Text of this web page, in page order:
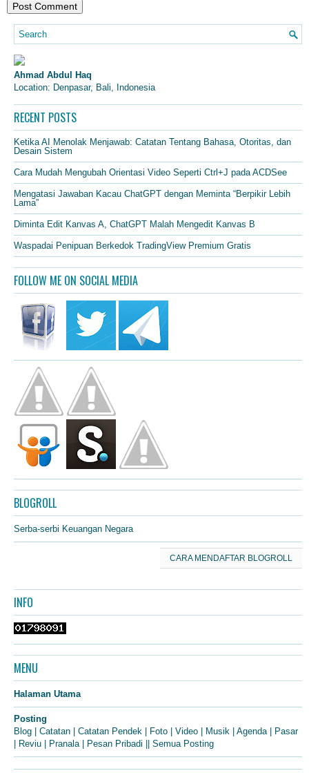
Ahmad Abdul Haq
Location: Denpasar, Bali, Indonesia
RECENT POSTS
Ketika AI Menolak Menjawab: Catatan Tentang Bahasa, Otoritas, dan
Desain Sistem
Cara Mudah Mengubah Orientasi Video Seperti Ctrl+J pada ACDSee
Mengatasi Jawaban Kacau ChatGPT dengan Meminta “Berpikir Lebih
Lama”
Diminta Edit Kanvas A, ChatGPT Malah Mengedit Kanvas B
Waspadai Penipuan Berkedok TradingView Premium Gratis
FOLLOW ME ON SOCIAL MEDIA
BLOGROLL
Serba-serbi Keuangan Negara
CARA MENDAFTAR BLOGROLL
INFO
MENU
Halaman Utama
Posting
Blog
Catatan Catatan Pendek Foto Video Musik Agenda|
Pasar
Reviu Pranala| Pesan Pribadi Semua Posting